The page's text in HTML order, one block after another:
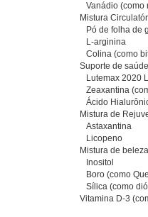
Vanádio (como
Mistura
Pó de folha de
L-arginina
Colina (como
Suporte de
Lutemax 2020
Zeaxantina
Ácido
Mistura de
Astaxantina
Licopeno
Mistura de
Inositol
Boro (como
Sílica (como
Vitamina D-3